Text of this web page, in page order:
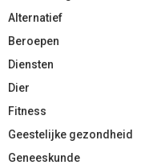
Alternatief
Beroepen
Diensten
Dier
Fitness
Geestelijke gezondheid
Geneeskunde